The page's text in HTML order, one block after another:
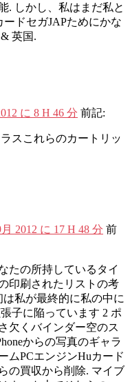
. しかし、私はまだ私と
ードセガJAPためにかな
英国.
に 8 H 46 分 前記:
スこれらのカートリッ
月 2012 に 17 H 48 分 前
たの所持しているタイ
印刷されたリストの考
私が最終的に私の中に
子に陥っています 2 ポ
欠くバインダー空のス
からの写真のギャラ
ムPCエンジンHuカード
の買収から削除. マイブ